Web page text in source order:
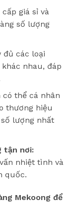
giá sỉ và
số lượng
đủ các loại
nhau, đáp
thể cá nhân
thương hiệu
lượng nhất
tận nơi:
nhiệt tình và
quốc.
Mekoong để